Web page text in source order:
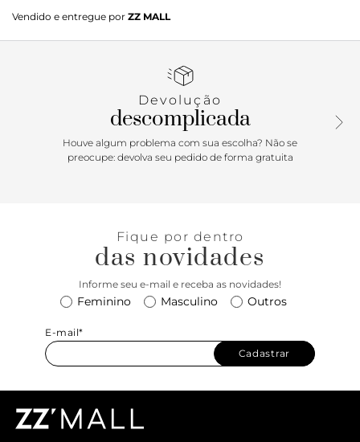
O modelo possui solado rasteiro emborrachado marrom
com leve saltinho. Apresenta cabedal com duas tiras mais
recorte discreto nas laterais - com acabamento em tressê
laterais e contorna o calcanhar, conectada em tirinhas
fininhas, com fecho superior por amarração delicada no
tornozelo - com ponteirinhas em nó. Com palmilha comfy
contornada em pespontos e assinatura Anacapri. Porque
elegante em todas as suas produções. De saltinho rasteiro
e comfy, ela vai ser sua parceira de momentos incríveis.
Vendido e entregue por ZZ MALL
Devolução
descomplicada
Houve algum problema com sua escolha? Não se
preocupe: devolva seu pedido de forma gratuita
Fique por dentro
das novidades
Informe seu e-mail e receba as novidades!
Feminino Masculino Outros
E-mail*
Cadastrar